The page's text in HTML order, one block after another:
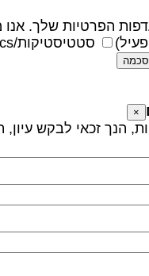
הפרטיות שלך.
סטטיסטיקות/Analytics
×
הנך זכאי לבקש